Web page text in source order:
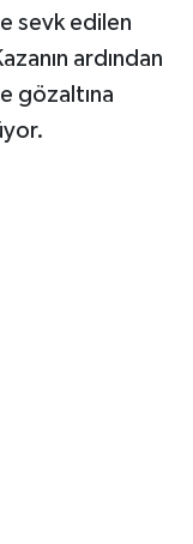
sevk edilen
ardından
gözaltına